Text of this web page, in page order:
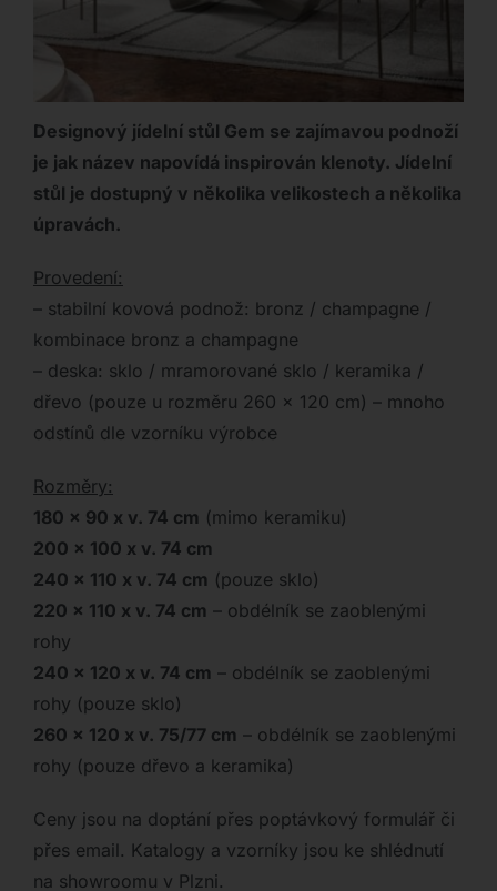
Designový jídelní stůl Gem se zajímavou podnoží
je jak název napovídá inspirován klenoty. Jídelní
stůl je dostupný v několika velikostech a několika
úpravách.
Provedení:
– stabilní kovová podnož: bronz / champagne /
kombinace bronz a champagne
– deska: sklo / mramorované sklo / keramika /
dřevo (pouze u rozměru 260 x 120 cm) – mnoho
odstínů dle vzorníku výrobce
Rozměry:
180 x 90 x v. 74 cm (mimo keramiku)
200 x 100 x v. 74 cm
240 x 110 x v. 74 cm (pouze sklo)
220 x 110 x v. 74 cm – obdélník se zaoblenými
rohy
240 x 120 x v. 74 cm – obdélník se zaoblenými
rohy (pouze sklo)
260 x 120 x v. 75/77 cm – obdélník se zaoblenými
rohy (pouze dřevo a keramika)
Ceny jsou na doptání přes poptávkový formulář či
přes email. Katalogy a vzorníky jsou ke shlédnutí
na showroomu v Plzni.